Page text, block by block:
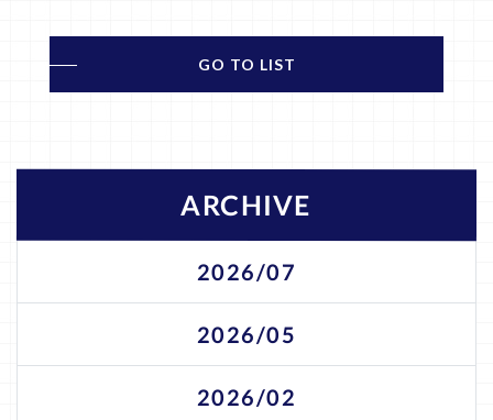
GO TO LIST
ARCHIVE
2026/07
2026/05
2026/02